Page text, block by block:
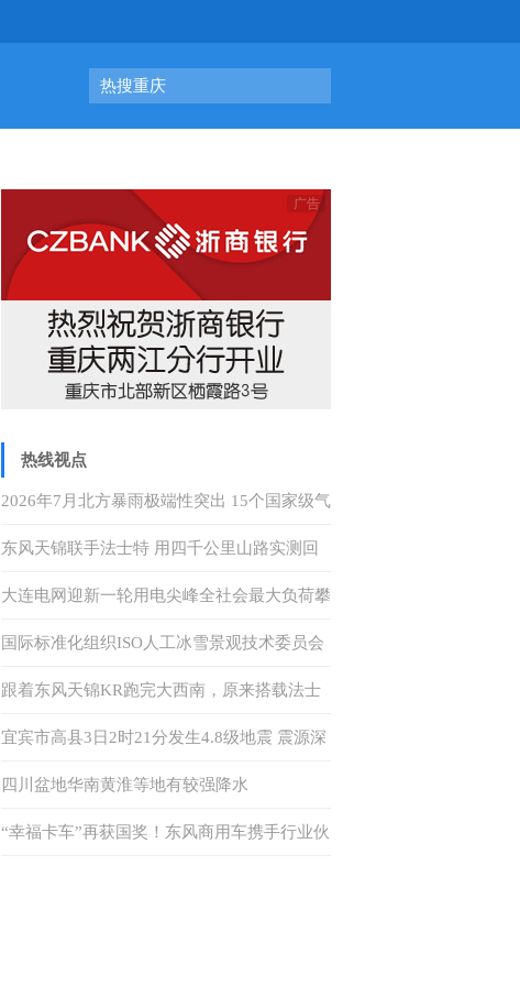
热搜重庆
热线视点
2026年7月北方暴雨极端性突出 15个国家级气
象站日降水量突破历史极值
东风天锦联手法士特 用四千公里山路实测回
答何为“中卡创富优解”
大连电网迎新一轮用电尖峰全社会最大负荷攀
升至875万千瓦 多措并举确保电力供应
国际标准化组织ISO人工冰雪景观技术委员会
秘书处落户中国
跟着东风天锦KR跑完大西南，原来搭载法士
特·易行这么香！
宜宾市高县3日2时21分发生4.8级地震 震源深
度6千米
四川盆地华南黄淮等地有较强降水
“幸福卡车”再获国奖！东风商用车携手行业伙